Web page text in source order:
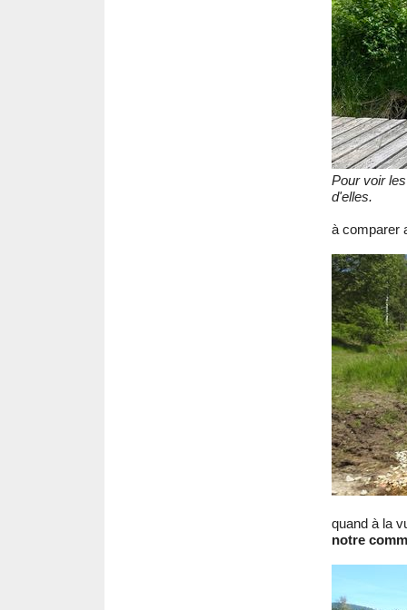
Pour voir
d'elles.
à comparer
quand à la
notre